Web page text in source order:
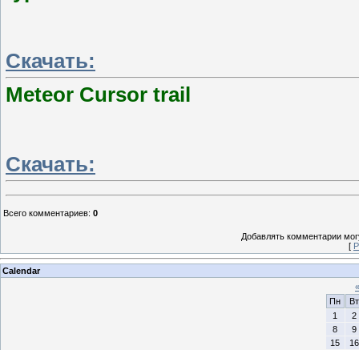
Скачать:
Meteor Cursor trail
Скачать:
Всего комментариев: 0
Добавлять комментарии
[
Calendar
«
Пн
Вт
1
2
8
9
15
16